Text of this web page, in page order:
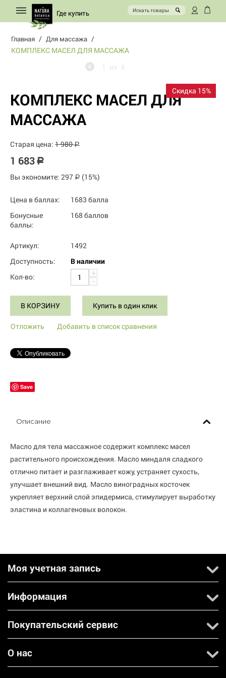
Где купить
Главная / Для массажа /
КОМПЛЕКС МАСЕЛ ДЛЯ МАССАЖА
из 4
Скидка 15%
КОМПЛЕКС МАСЕЛ ДЛЯ
МАССАЖА
Старая цена: 1 980 Р
1 683 Р
Вы экономите: 297 Р (15%)
Цена в баллах:
1683 балла
Бонусные
баллы:
168 баллов
Артикул:
1492
Доступность:
В наличии
Кол-во:
+
−
В КОРЗИНУ Купить в один клик
Отложить Добавить в список сравнения
Save
Описание
Масло для тела массажное содержит комплекс масел
растительного происхождения. Масло миндаля сладкого
отлично питает и разглаживает кожу, устраняет сухость,
улучшает внешний вид. Масло виноградных косточек
укрепляет верхний слой эпидермиса, стимулирует выработку
эластина и коллагеновых волокон.
Моя учетная запись
Информация
Покупательский сервис
О нас